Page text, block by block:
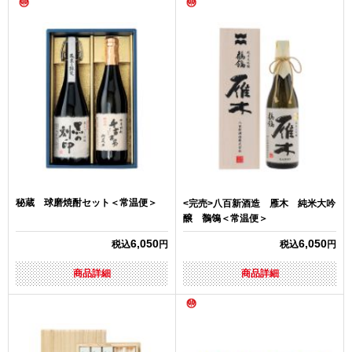
秘蔵 球磨焼酎セット＜常温便＞
税込6,050円
商品詳細
<完売>八百新酒造 雁木 純米大吟
醸 鶺鴒＜常温便＞
税込6,050円
商品詳細